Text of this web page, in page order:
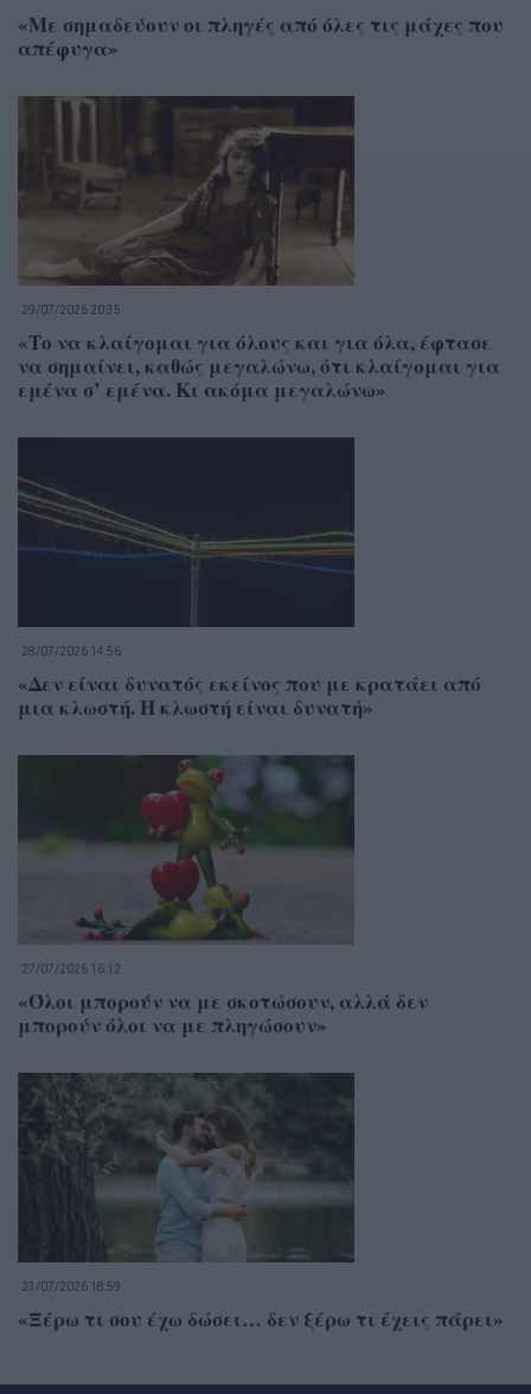
«Με σημαδεύουν οι πληγές από όλες τις μάχες που
απέφυγα»
29/07/2026 20:35
«Το να κλαίγομαι για όλους και για όλα, έφτασε
να σημαίνει, καθώς μεγαλώνω, ότι κλαίγομαι για
εμένα σ’ εμένα. Κι ακόμα μεγαλώνω»
28/07/2026 14:56
«Δεν είναι δυνατός εκείνος που με κρατάει από
μια κλωστή. Η κλωστή είναι δυνατή»
27/07/2026 16:12
«Όλοι μπορούν να με σκοτώσουν, αλλά δεν
μπορούν όλοι να με πληγώσουν»
23/07/2026 18:59
«Ξέρω τι σου έχω δώσει… δεν ξέρω τι έχεις πάρει»